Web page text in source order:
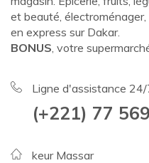
et beauté,
en express sur Dakar.
BONUS , votre
Ligne d'assistance 24/
(+221) 77
keur Massar